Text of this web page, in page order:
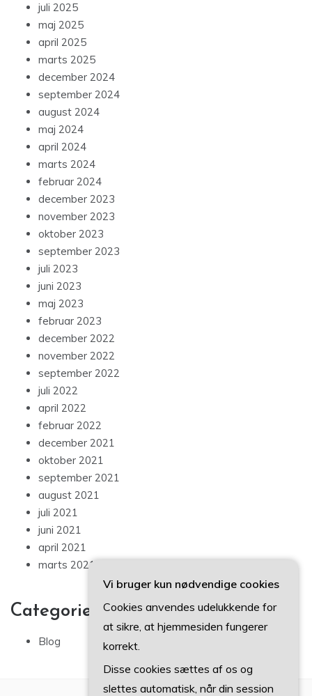
juli 2025
maj 2025
april 2025
marts 2025
december 2024
september 2024
august 2024
maj 2024
april 2024
marts 2024
februar 2024
december 2023
november 2023
oktober 2023
september 2023
juli 2023
juni 2023
maj 2023
februar 2023
december 2022
november 2022
september 2022
juli 2022
april 2022
februar 2022
december 2021
oktober 2021
september 2021
august 2021
juli 2021
juni 2021
april 2021
marts 2021
Categories
Blog
Vi bruger kun nødvendige cookies
Cookies anvendes udelukkende for
at sikre, at hjemmesiden fungerer
korrekt.
Disse cookies sættes af os og
slettes automatisk, når din session